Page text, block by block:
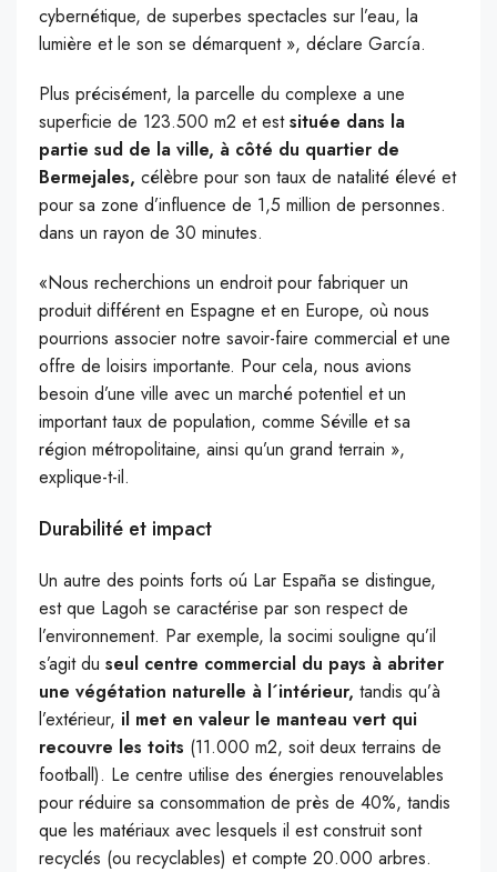
cybernétique, de superbes spectacles sur l’eau, la
lumière et le son se démarquent », déclare García.
Plus précisément, la parcelle du complexe a une
superficie de 123.500 m2 et estsituée dans la
partie sud de la ville, à côté du quartier de
Bermejales, célèbre pour son taux de natalité élevé et
pour sa zone d’influence de 1,5 million de personnes.
dans un rayon de 30 minutes.
«Nous recherchions un endroit pour fabriquer un
produit différent en Espagne et en Europe, où nous
pourrions associer notre savoir-faire commercial et une
offre de loisirs importante. Pour cela, nous avions
besoin d’une ville avec un marché potentiel et un
important taux de population, comme Séville et sa
région métropolitaine, ainsi qu’un grand terrain »,
explique-t-il.
Durabilité et impact
Un autre des points forts oú Lar España se distingue,
est que Lagoh se caractérise par son respect de
l’environnement. Par exemple, la socimi souligne qu’il
s’agit du seul centre commercial du pays à abriter
une végétation naturelle à l´intérieur, tandis qu’à
l’extérieur, il met en valeur le manteau vert qui
recouvre les toits (11.000 m2, soit deux terrains de
football). Le centre utilise des énergies renouvelables
pour réduire sa consommation de près de 40%, tandis
que les matériaux avec lesquels il est construit sont
recyclés (ou recyclables) et compte 20.000 arbres.